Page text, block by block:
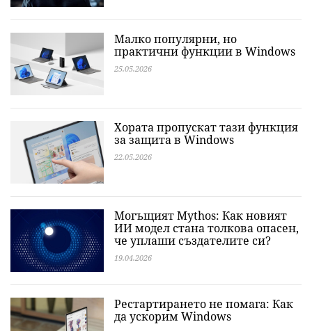
Малко популярни, но
практични функции в Windows
25.05.2026
Хората пропускат тази функция
за защита в Windows
22.05.2026
Могъщият Mythos: Как новият
ИИ модел стана толкова опасен,
че уплаши създателите си?
19.04.2026
Рестартирането не помага: Как
да ускорим Windows